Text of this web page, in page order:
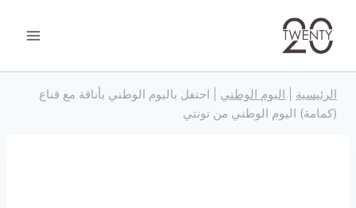
تخطى
الرئيسية اليوم الوطني
احتفل باليوم الوطني بأناقة مع قناع
(كمامة) اليوم الوطني من تونتي